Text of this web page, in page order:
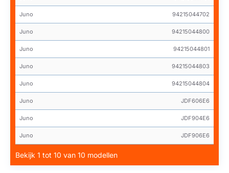
Juno 94215044702
Juno 94215044800
Juno 94215044801
Juno 94215044803
Juno 94215044804
Juno JDF606E6
Juno JDF904E6
Juno JDF906E6
Bekijk 1 tot 10 van 10 modellen